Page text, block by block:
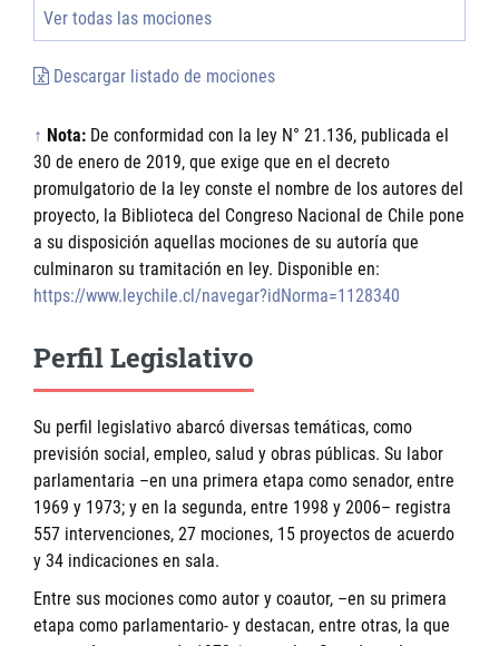
Ver todas las mociones
Descargar listado de mociones
↑ Nota: De conformidad con la ley N° 21.136, publicada el
30 de enero de 2019, que exige que en el decreto
promulgatorio de la ley conste el nombre de los autores del
proyecto, la Biblioteca del Congreso Nacional de Chile pone
a su disposición aquellas mociones de su autoría que
culminaron su tramitación en ley. Disponible en:
https://www.leychile.cl/navegar?idNorma=1128340
Perfil Legislativo
Su perfil legislativo abarcó diversas temáticas, como
previsión social, empleo, salud y obras públicas. Su labor
parlamentaria –en una primera etapa como senador, entre
1969 y 1973; y en la segunda, entre 1998 y 2006– registra
557 intervenciones, 27 mociones, 15 proyectos de acuerdo
y 34 indicaciones en sala.
Entre sus mociones como autor y coautor, –en su primera
etapa como parlamentario- y destacan, entre otras, la que